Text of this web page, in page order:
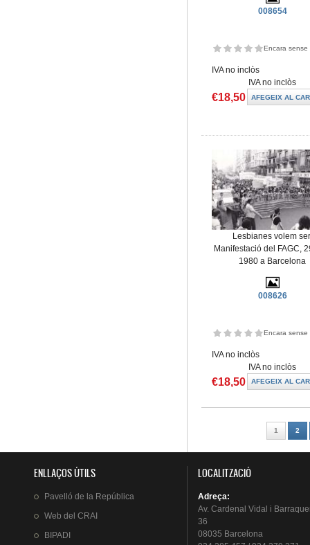
008654
Encara sense
IVA no inclòs
IVA no inclòs
€18,50
Lesbianes volem
Manifestació del FAGC,
1980 a Barcelona
008626
Encara sense
IVA no inclòs
IVA no inclòs
€18,50
1 2
ENLLAÇOS ÚTILS
Pavelló de la República
Web del CRAI
BIPADI
LOCALITZACIÓ
Adreça:
Av. Cardenal Vidal i
36
08035 Barcelona